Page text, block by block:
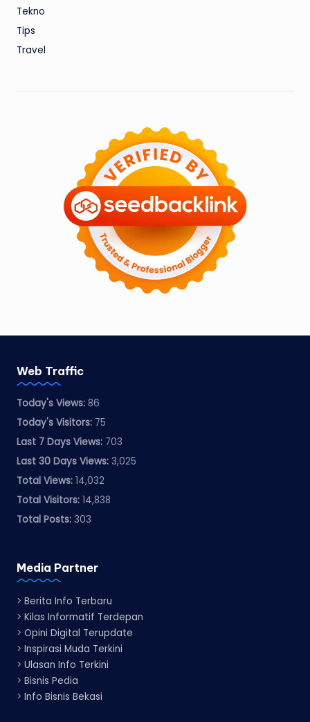
Tekno
Tips
Travel
Web Traffic
Today's Views: 86
Today's Visitors: 75
Last 7 Days Views: 703
Last 30 Days Views: 3,025
Total Views: 14,032
Total Visitors: 14,838
Total Posts: 303
Media Partner
> Berita Info Terbaru
> Kilas Informatif Terdepan
> Opini Digital Terupdate
> Inspirasi Muda Terkini
> Ulasan Info Terkini
> Bisnis Pedia
> Info Bisnis Bekasi